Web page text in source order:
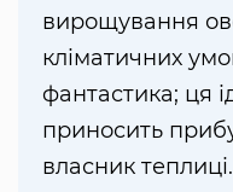
вирощування
кліматичних
фантастика; ця
приносить
власник теплиці.